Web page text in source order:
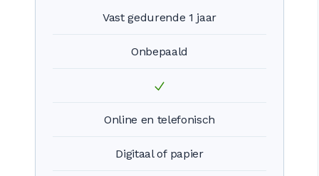
Vast gedurende 1 jaar
Onbepaald
Online en telefonisch
Digitaal of papier